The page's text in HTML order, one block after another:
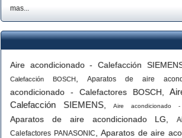
mas...
Aire acondicionado - Calefacción
Calefacción BOSCH
,Aparatos de aire
acondicionado - Calefactores BOSCH ,
Calefacción SIEMENS,Aire acondicionado -
Aparatos de aire acondicionado LG ,
Calefactores PANASONIC
Aparatos de aire